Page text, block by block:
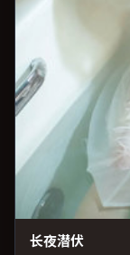
长夜潜伏